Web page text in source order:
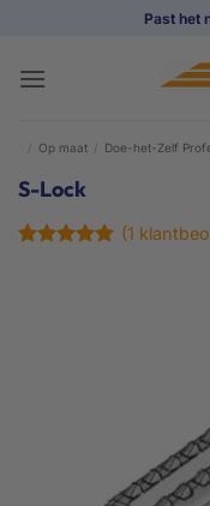
inhoud
Past het
/ Op maat / Doe-het-Zelf
S-Lock
(1